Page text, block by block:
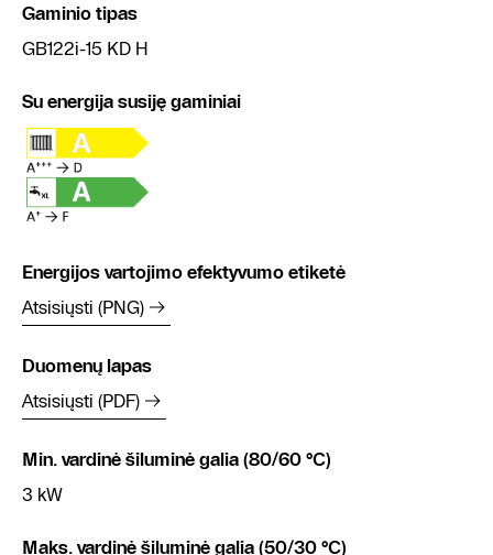
Gaminio tipas
GB122i-15 KD H
Su energija susiję gaminiai
Energijos vartojimo efektyvumo etiketė
Atsisiųsti (PNG)
Duomenų lapas
Atsisiųsti (PDF)
Min. vardinė šiluminė galia (80/60 °C)
3 kW
Maks. vardinė šiluminė galia (50/30 °C)